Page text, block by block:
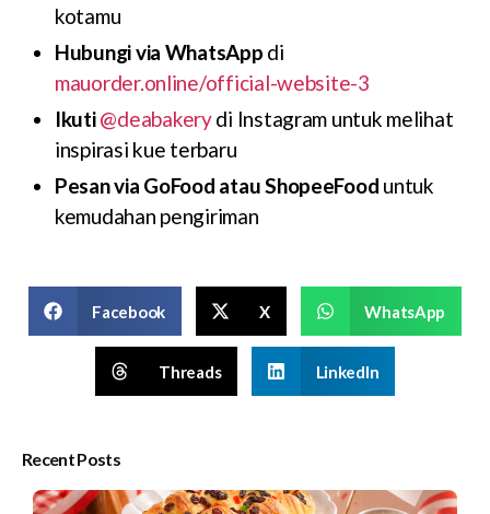
kotamu
Hubungi via WhatsApp di
mauorder.online/official-website-3
Ikuti@deabakerydi Instagram untuk melihat
inspirasi kue terbaru
Pesan via GoFood atau ShopeeFood untuk
kemudahan pengiriman
Facebook X WhatsApp
Threads LinkedIn
Recent Posts